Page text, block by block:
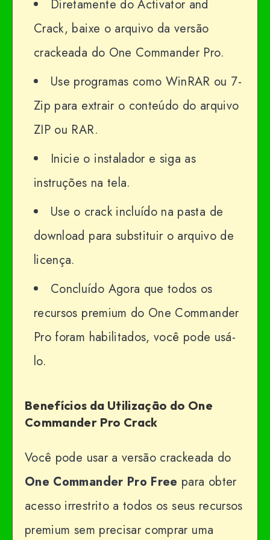
Diretamente do Activator and
Crack, baixe o arquivo da versão
crackeada do One Commander Pro.
Use programas como WinRAR ou 7-
Zip para extrair o conteúdo do arquivo
ZIP ou RAR.
Inicie o instalador e siga as
instruções na tela.
Use o crack incluído na pasta de
download para substituir o arquivo de
licença.
Concluído Agora que todos os
recursos premium do One Commander
Pro foram habilitados, você pode usá-
lo.
Benefícios da Utilização do One
Commander Pro Crack
Você pode usar a versão crackeada do
One Commander Pro Free para obter
acesso irrestrito a todos os seus recursos
premium sem precisar comprar uma